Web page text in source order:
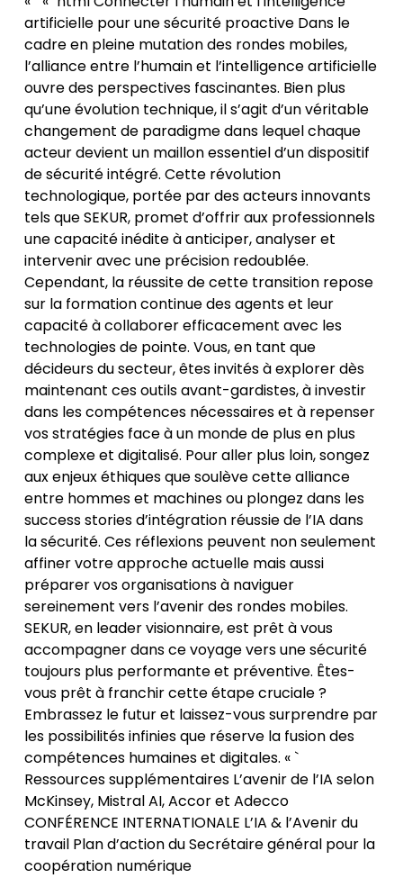
artificielle pour une sécurité proactive Dans le
cadre en pleine mutation des rondes mobiles,
l’alliance entre l’humain et l’intelligence artificielle
ouvre des perspectives fascinantes. Bien plus
qu’une évolution technique, il s’agit d’un véritable
changement de paradigme dans lequel chaque
acteur devient un maillon essentiel d’un dispositif
de sécurité intégré. Cette révolution
technologique, portée par des acteurs innovants
tels que SEKUR, promet d’offrir aux professionnels
une capacité inédite à anticiper, analyser et
intervenir avec une précision redoublée.
Cependant, la réussite de cette transition repose
sur la formation continue des agents et leur
capacité à collaborer efficacement avec les
technologies de pointe. Vous, en tant que
décideurs du secteur, êtes invités à explorer dès
maintenant ces outils avant-gardistes, à investir
dans les compétences nécessaires et à repenser
vos stratégies face à un monde de plus en plus
complexe et digitalisé. Pour aller plus loin, songez
aux enjeux éthiques que soulève cette alliance
entre hommes et machines ou plongez dans les
success stories d’intégration réussie de l’IA dans
la sécurité. Ces réflexions peuvent non seulement
affiner votre approche actuelle mais aussi
préparer vos organisations à naviguer
sereinement vers l’avenir des rondes mobiles.
SEKUR, en leader visionnaire, est prêt à vous
accompagner dans ce voyage vers une sécurité
toujours plus performante et préventive. Êtes-
vous prêt à franchir cette étape cruciale ?
Embrassez le futur et laissez-vous surprendre par
les possibilités infinies que réserve la fusion des
compétences humaines et digitales. « `
Ressources supplémentaires L’avenir de l’IA selon
McKinsey, Mistral AI, Accor et Adecco
CONFÉRENCE INTERNATIONALE L’IA & l’Avenir du
travail Plan d’action du Secrétaire général pour la
coopération numérique